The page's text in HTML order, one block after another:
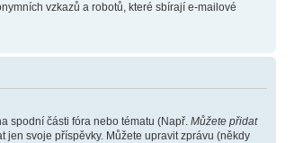
vzkazů a robotů, které sbírají e-mailové
spodní části fóra nebo tématu (Např. Můžete přidat
jen svoje příspěvky. Můžete upravit zprávu (někdy